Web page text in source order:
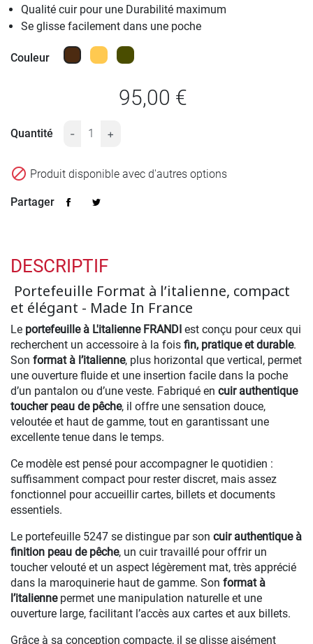
Qualité cuir pour une Durabilité maximum
Se glisse facilement dans une poche
Couleur Marron Chocolat
NaturelKaki
95,00 €
Quantité - +
 Produit disponible avec d'autres options
Partager
DESCRIPTIF
Portefeuille Format à l’italienne, compact
et élégant - Made In France
Le portefeuille à L'italienne FRANDI est conçu pour ceux qui
recherchent un accessoire à la fois fin, pratique et durable.
Son format à l’italienne, plus horizontal que vertical, permet
une ouverture fluide et une insertion facile dans la poche
d’un pantalon ou d’une veste. Fabriqué en cuir authentique
toucher peau de pêche, il offre une sensation douce,
veloutée et haut de gamme, tout en garantissant une
excellente tenue dans le temps.
Ce modèle est pensé pour accompagner le quotidien :
suffisamment compact pour rester discret, mais assez
fonctionnel pour accueillir cartes, billets et documents
essentiels.
Le portefeuille 5247 se distingue par son cuir authentique à
finition peau de pêche, un cuir travaillé pour offrir un
toucher velouté et un aspect légèrement mat, très apprécié
dans la maroquinerie haut de gamme. Son format à
l’italiennepermet une manipulation naturelle et une
ouverture large, facilitant l’accès aux cartes et aux billets.
Grâce à sa conception compacte, il se glisse aisément